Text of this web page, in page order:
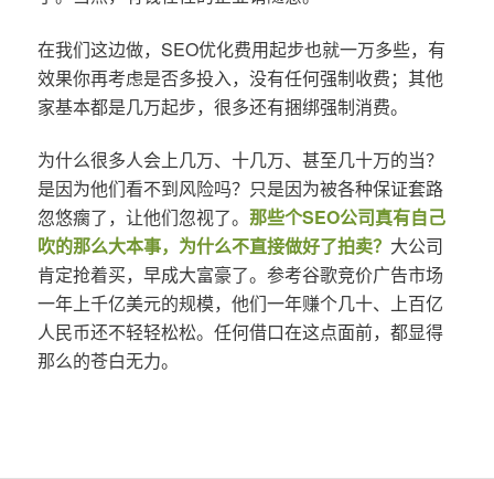
在我们这边做，SEO优化费用起步也就一万多些，有
效果你再考虑是否多投入，没有任何强制收费；其他
家基本都是几万起步，很多还有捆绑强制消费。
为什么很多人会上几万、十几万、甚至几十万的当？
是因为他们看不到风险吗？只是因为被各种保证套路
忽悠瘸了，让他们忽视了。 那些个SEO公司真有自己
吹的那么大本事，为什么不直接做好了拍卖？ 大公司
肯定抢着买，早成大富豪了。参考谷歌竞价广告市场
一年上千亿美元的规模，他们一年赚个几十、上百亿
人民币还不轻轻松松。任何借口在这点面前，都显得
那么的苍白无力。